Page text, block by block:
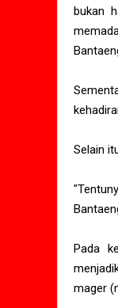
bukan
Selain
Pada
mager